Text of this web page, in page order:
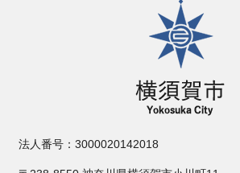
横須賀市
法人番号：3000020142018